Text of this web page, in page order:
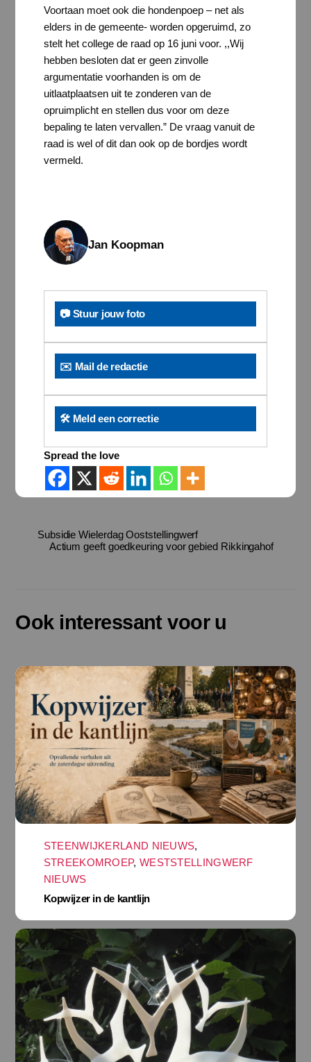
Voortaan moet ook die hondenpoep – net als
elders in de gemeente- worden opgeruimd, zo
stelt het college de raad op 16 juni voor. ,,Wij
hebben besloten dat er geen zinvolle
argumentatie voorhanden is om de
uitlaatplaatsen uit te zonderen van de
opruimplicht en stellen dus voor om deze
bepaling te laten vervallen.” De vraag vanuit de
raad is wel of dit dan ook op de bordjes wordt
vermeld.
Jan Koopman
📷 Stuur jouw foto
✉️ Mail de redactie
🛠️ Meld een correctie
Spread the love
Subsidie Wielerdag Ooststellingwerf
Actium geeft goedkeuring voor gebied Rikkingahof
Ook interessant voor u
STEENWIJKERLAND NIEUWS,
STREEKOMROEP, WESTSTELLINGWERF
NIEUWS
Kopwijzer in de kantlijn